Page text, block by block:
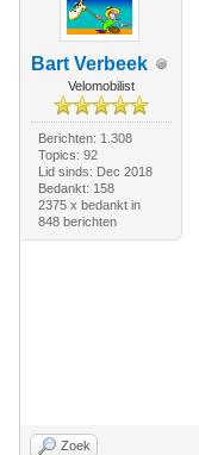
Bart Verbeek
Velomobilist
Berichten: 1.308
Topics: 92
Lid sinds: Dec 2018
Bedankt: 158
2375 x bedankt in
848 berichten
Zoek